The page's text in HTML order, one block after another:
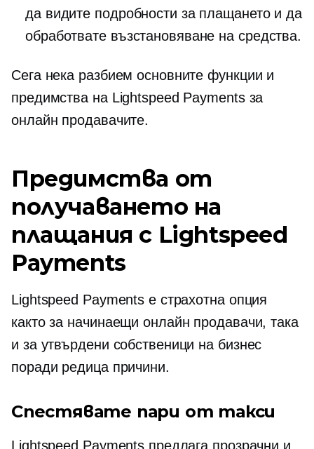
да видите подробности за плащането и да
обработвате възстановяване на средства.
Сега нека разбием основните функции и
предимства на Lightspeed Payments за
онлайн продавачите.
Предимства от
получаването на
плащания с Lightspeed
Payments
Lightspeed Payments е страхотна опция
както за начинаещи онлайн продавачи, така
и за утвърдени собственици на бизнес
поради редица причини.
Спестявате пари от такси
Lightspeed Payments предлага прозрачни и